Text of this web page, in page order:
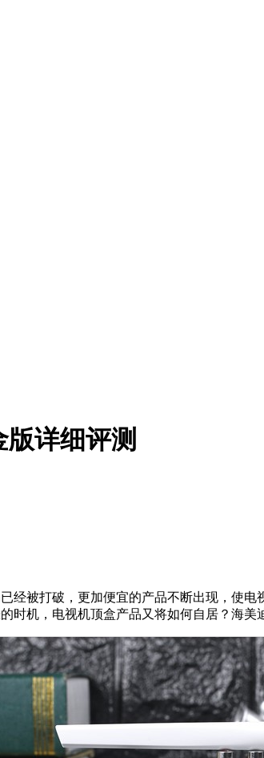
详细评测
被打破，更加便宜的产品不断出现，使电
时机，电视机顶盒产品又将如何自居？海美